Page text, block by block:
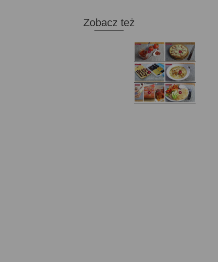
Zobacz też
Domowy ketchup (bez
cukru)
Tarta francuska z
cebulą i pomidorem
Domowe żelki
Zupa kurkowa z
selerem i pietruszką